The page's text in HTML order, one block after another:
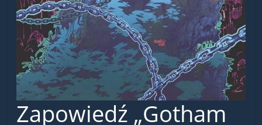
Zapowiedź „Gotham